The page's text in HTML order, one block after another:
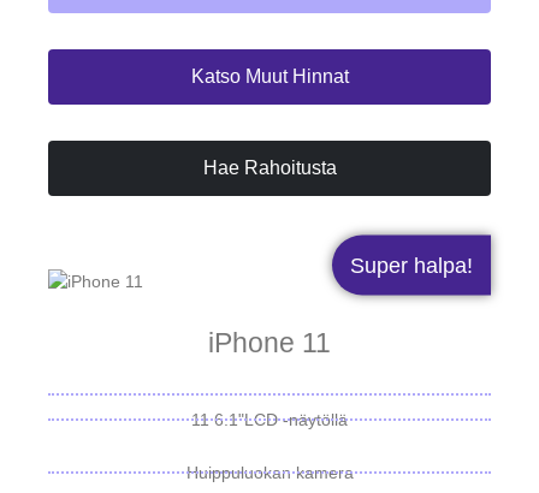
Katso Muut Hinnat
Hae Rahoitusta
Super halpa!
iPhone 11
11 6.1"LCD -näytöllä
Huippuluokan kamera